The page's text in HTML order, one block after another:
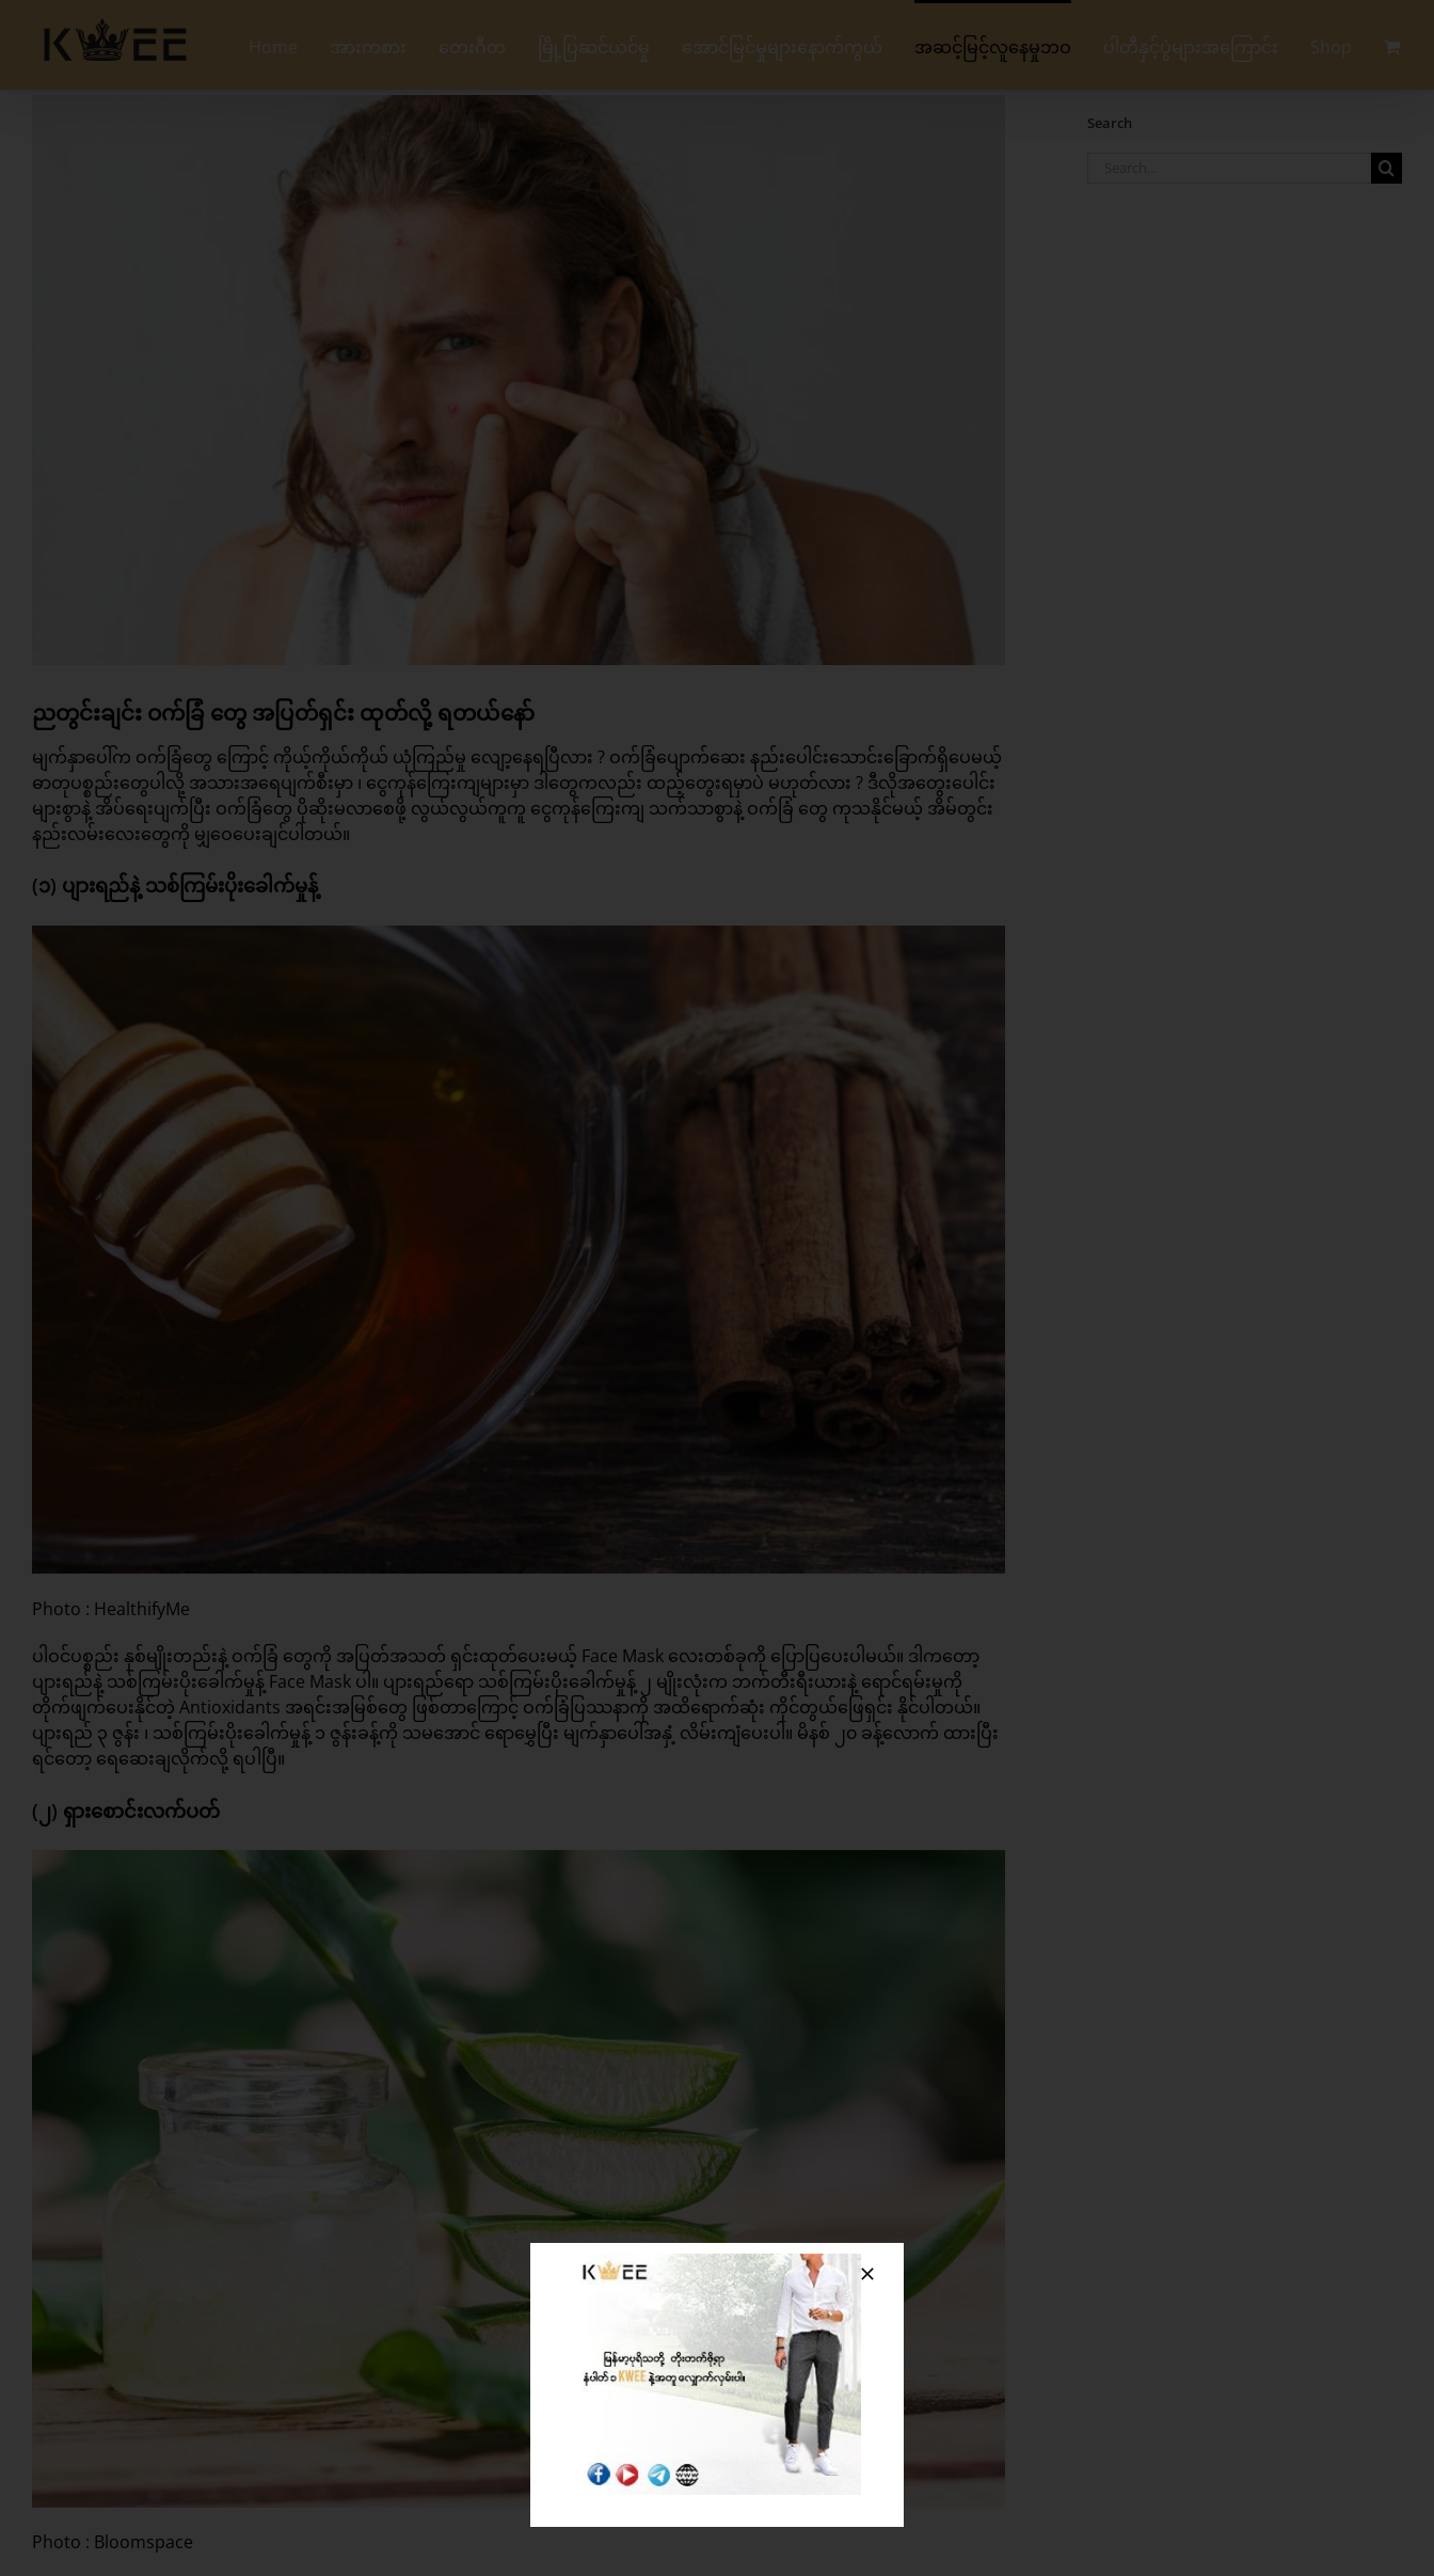
content
Home အားကစား တေးဂီတ မြို့ပြဆင်ယင်မှု အောင်မြင်မှုများနောက်ကွယ် အဆင့်မြင့်လူနေမှုဘဝ ပါတီနှင့်ပွဲများအကြောင်း Shop
ညတွင်းချင်း ဝက်ခြံ တွေ အပြတ်ရှင်း ထုတ်လို့ ရတယ်နော်
မျက်နှာပေါ်က ဝက်ခြံတွေ ကြောင့် ကိုယ့်ကိုယ်ကိုယ် ယုံကြည်မှု လျော့နေရပြီလား ? ဝက်ခြံပျောက်ဆေး နည်းပေါင်းသောင်းခြောက်ရှိပေမယ့်
ဓာတု‌ပစ္စည်းတွေပါလို့ အသားအရေပျက်စီးမှာ ၊ ငွေကုန်ကြေးကျများမှာ ဒါတွေကလည်း ထည့်တွေးရမှာပဲ မဟုတ်လား ? ဒီလိုအတွေးပေါင်း
များစွာနဲ့ အိပ်ရေးပျက်ပြီး ဝက်ခြံတွေ ပိုဆိုးမလာစေဖို့ လွယ်လွယ်ကူကူ ငွေကုန်ကြေးကျ သက်သာစွာနဲ့ ဝက်ခြံ တွေ ကုသနိုင်မယ့် အိမ်တွင်း
နည်းလမ်းလေးတွေကို မျှဝေပေးချင်ပါတယ်။
(၁) ပျားရည်နဲ့ သစ်ကြမ်းပိုးခေါက်မှုန့်
Photo : HealthifyMe
ပါဝင်ပစ္စည်း နှစ်မျိုးတည်းနဲ့ ဝက်ခြံ တွေကို အပြတ်အသတ် ရှင်းထုတ်ပေးမယ့် Face Mask လေးတစ်ခုကို ပြောပြပေးပါမယ်။ ဒါကတော့
ပျားရည်နဲ့ သစ်ကြမ်းပိုးခေါက်မှုန့် Face Mask ပါ။ ပျားရည်ရော သစ်ကြမ်းပိုးခေါက်မှုန့် ၂ မျိုးလုံးက ဘက်တီးရီးယားနဲ့ ရောင်ရမ်းမှုကို
တိုက်ဖျက်ပေးနိုင်တဲ့ Antioxidants အရင်းအမြစ်တွေ ဖြစ်တာကြောင့် ဝက်ခြံပြဿနာကို အထိရောက်ဆုံး ကိုင်တွယ်ဖြေရှင်း နိုင်ပါတယ်။
ပျားရည် ၃ ဇွန်း ၊ သစ်ကြမ်းပိုးခေါက်မှုန့် ၁ ဇွန်းခန့်ကို သမအောင် ရောမွှေပြီး မျက်နှာပေါ်အနှံ့ လိမ်းကျံပေးပါ။ မိနစ် ၂၀ ခန့်လောက် ထားပြီး
ရင်တော့ ရေဆေးချလိုက်လို့ ရပါပြီ။
(၂) ရှားစောင်းလက်ပတ်
Photo : Bloomspace
Search